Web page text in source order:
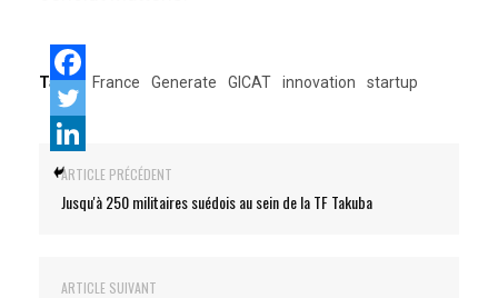
Tags: France Generate GICAT innovation startup
ARTICLE PRÉCÉDENT
Jusqu'à 250 militaires suédois au sein de la TF Takuba
ARTICLE SUIVANT